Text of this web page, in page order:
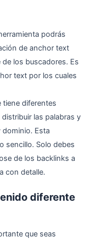
podrás
de anchor text
los buscadores. Es
text por los cuales
tiene diferentes
las palabras y
Esta
sencillo. Solo debes
de los backlinks a
con detalle.
diferente
que seas